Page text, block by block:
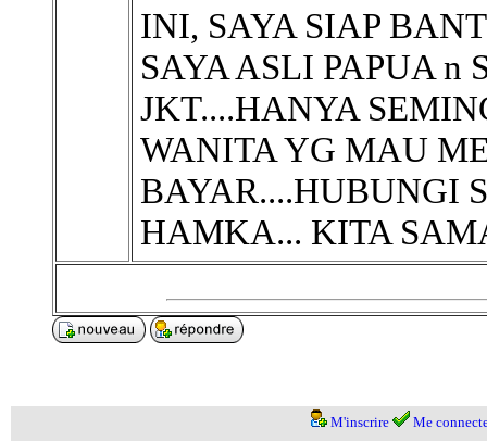
INI, SAYA SIAP
SAYA ASLI PAPUA n
JKT....HANYA
WANITA YG MAU
BAYAR....HUBUNGI
HAMKA... KITA
M'inscrire Me